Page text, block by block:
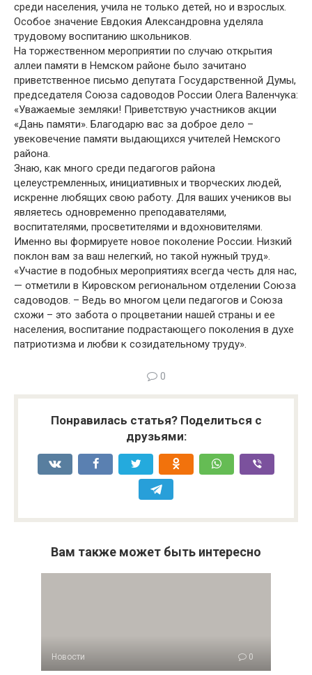
среди населения, учила не только детей, но и взрослых.
Особое значение Евдокия Александровна уделяла
трудовому воспитанию школьников.
На торжественном мероприятии по случаю открытия
аллеи памяти в Немском районе было зачитано
приветственное письмо депутата Государственной Думы,
председателя Союза садоводов России Олега Валенчука:
«Уважаемые земляки! Приветствую участников акции
«Дань памяти». Благодарю вас за доброе дело –
увековечение памяти выдающихся учителей Немского
района.
Знаю, как много среди педагогов района
целеустремленных, инициативных и творческих людей,
искренне любящих свою работу. Для ваших учеников вы
являетесь одновременно преподавателями,
воспитателями, просветителями и вдохновителями.
Именно вы формируете новое поколение России. Низкий
поклон вам за ваш нелегкий, но такой нужный труд».
«Участие в подобных мероприятиях всегда честь для нас,
— отметили в Кировском региональном отделении Союза
садоводов. – Ведь во многом цели педагогов и Союза
схожи – это забота о процветании нашей страны и ее
населения, воспитание подрастающего поколения в духе
патриотизма и любви к созидательному труду».
0
Понравилась статья? Поделиться с
друзьями:
Вам также может быть интересно
Новости 0